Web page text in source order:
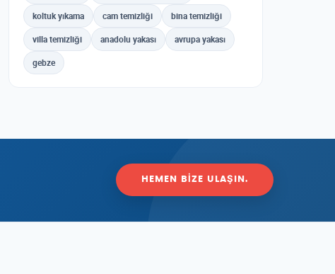
koltuk yıkama cam temizliği bina temizliği
villa temizliği anadolu yakası avrupa yakası
gebze
HEMEN BIZE ULAŞIN.